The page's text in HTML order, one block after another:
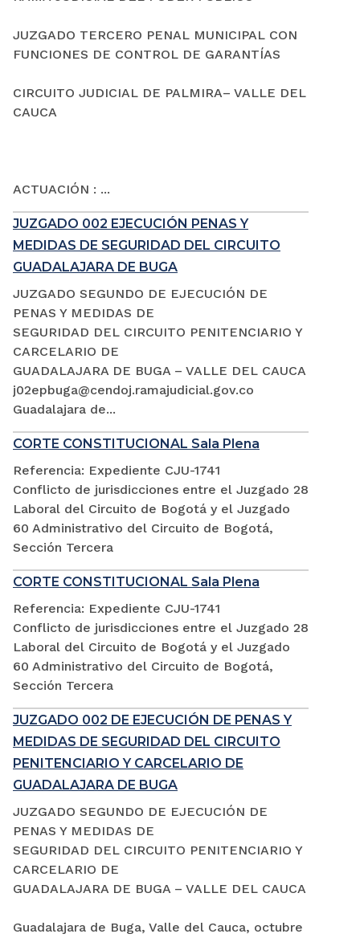
JUZGADO TERCERO PENAL MUNICIPAL CON
FUNCIONES DE CONTROL DE GARANTÍAS
CIRCUITO JUDICIAL DE PALMIRA– VALLE DEL
CAUCA
ACTUACIÓN : ...
JUZGADO 002 EJECUCIÓN PENAS Y
MEDIDAS DE SEGURIDAD DEL CIRCUITO
GUADALAJARA DE BUGA
JUZGADO SEGUNDO DE EJECUCIÓN DE
PENAS Y MEDIDAS DE
SEGURIDAD DEL CIRCUITO PENITENCIARIO Y
CARCELARIO DE
GUADALAJARA DE BUGA – VALLE DEL CAUCA
j02epbuga@cendoj.ramajudicial.gov.co
Guadalajara de...
CORTE CONSTITUCIONAL Sala Plena
Referencia: Expediente CJU-1741
Conflicto de jurisdicciones entre el Juzgado 28
Laboral del Circuito de Bogotá y el Juzgado
60 Administrativo del Circuito de Bogotá,
Sección Tercera
CORTE CONSTITUCIONAL Sala Plena
Referencia: Expediente CJU-1741
Conflicto de jurisdicciones entre el Juzgado 28
Laboral del Circuito de Bogotá y el Juzgado
60 Administrativo del Circuito de Bogotá,
Sección Tercera
JUZGADO 002 DE EJECUCIÓN DE PENAS Y
MEDIDAS DE SEGURIDAD DEL CIRCUITO
PENITENCIARIO Y CARCELARIO DE
GUADALAJARA DE BUGA
JUZGADO SEGUNDO DE EJECUCIÓN DE
PENAS Y MEDIDAS DE
SEGURIDAD DEL CIRCUITO PENITENCIARIO Y
CARCELARIO DE
GUADALAJARA DE BUGA – VALLE DEL CAUCA
Guadalajara de Buga, Valle del Cauca, octubre